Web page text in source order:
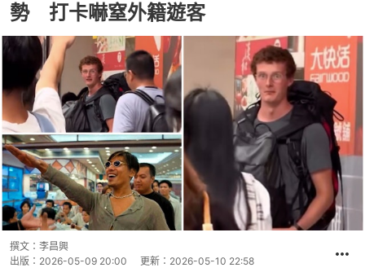
勢 打卡嚇窒外籍遊客
撰文： 李昌興
出版： 2026-05-09 20:00 更新： 2026-05-10 22:58